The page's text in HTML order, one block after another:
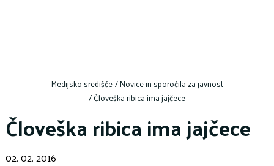
Medijsko središče/Novice in sporočila za javnost
/Človeška ribica ima jajčece
Človeška ribica ima jajčece
02. 02. 2016